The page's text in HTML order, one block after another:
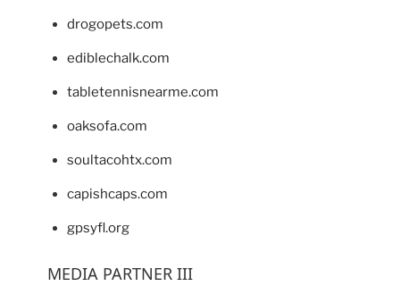
drogopets.com
ediblechalk.com
tabletennisnearme.com
oaksofa.com
soultacohtx.com
capishcaps.com
gpsyfl.org
MEDIA PARTNER III